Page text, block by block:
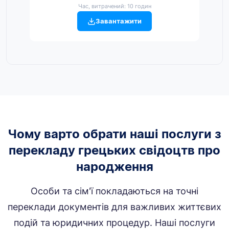
Час, витрачений: 10 годин
Завантажити
Чому варто обрати наші послуги з
перекладу грецьких свідоцтв про
народження
Особи та сім'ї покладаються на точні
переклади документів для важливих життєвих
подій та юридичних процедур. Наші послуги